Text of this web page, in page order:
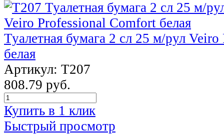
Туалетная бумага 2 сл 25 м/рул
белая
Артикул: T207
808.79 руб.
Купить в 1 клик
Быстрый просмотр